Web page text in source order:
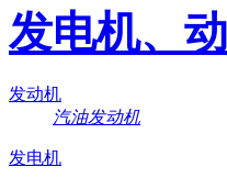
发电机、
发动机
汽油发动机
发电机